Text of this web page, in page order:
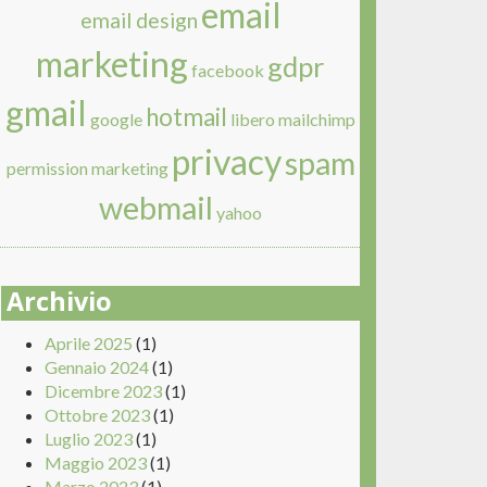
email design email
marketing facebook gdpr
gmail google hotmail libero mailchimp
permission marketing privacyspam
webmail yahoo
Archivio
Aprile 2025 (1)
Gennaio 2024(1)
Dicembre 2023(1)
Ottobre 2023(1)
Luglio 2023(1)
Maggio 2023(1)